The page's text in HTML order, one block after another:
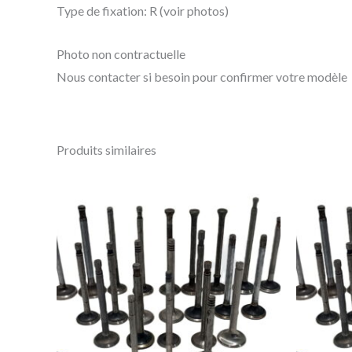
Type de fixation: R (voir photos)
Photo non contractuelle
Nous contacter si besoin pour confirmer votre modèle
Produits similaires
produit
plusieurs
variations.
Les
options
peuvent